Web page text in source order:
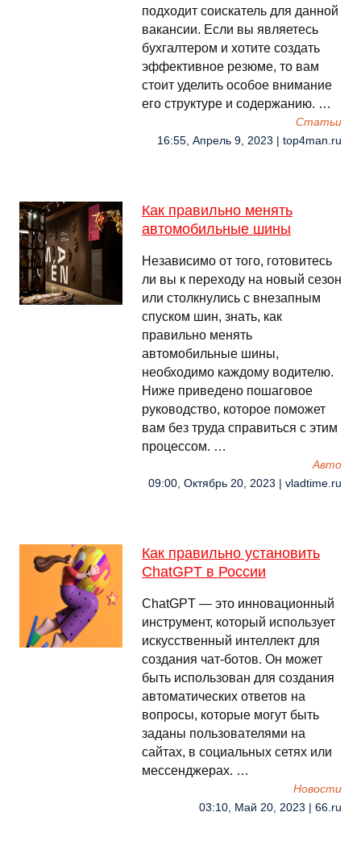
подходит соискатель для данной
вакансии. Если вы являетесь
бухгалтером и хотите создать
эффективное резюме, то вам
стоит уделить особое внимание
его структуре и содержанию. …
Cтатьи
16:55, Апрель 9, 2023 | top4man.ru
Как правильно менять
автомобильные шины
Независимо от того, готовитесь
ли вы к переходу на новый сезон
или столкнулись с внезапным
спуском шин, знать, как
правильно менять
автомобильные шины,
необходимо каждому водителю.
Ниже приведено пошаговое
руководство, которое поможет
вам без труда справиться с этим
процессом. …
Авто
09:00, Октябрь 20, 2023 | vladtime.ru
Как правильно установить
ChatGPT в России
ChatGPT — это инновационный
инструмент, который использует
искусственный интеллект для
создания чат-ботов. Он может
быть использован для создания
автоматических ответов на
вопросы, которые могут быть
заданы пользователями на
сайтах, в социальных сетях или
мессенджерах. …
Новости
03:10, Май 20, 2023 | 66.ru